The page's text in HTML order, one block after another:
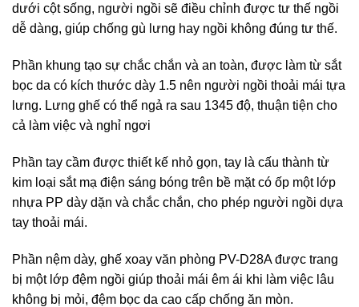
dưới cột sống, người ngồi sẽ điều chỉnh được tư thế ngồi
dễ dàng, giúp chống gù lưng hay ngồi không đúng tư thế.
Phần khung tạo sự chắc chắn và an toàn, được làm từ sắt
bọc da có kích thước dày 1.5 nên người ngồi thoải mái tựa
lưng. Lưng ghế có thể ngả ra sau 1345 độ, thuận tiện cho
cả làm việc và nghỉ ngơi
Phần tay cầm được thiết kế nhỏ gọn, tay là cấu thành từ
kim loại sắt mạ điện sáng bóng trên bề mặt có ốp một lớp
nhựa PP dày dặn và chắc chắn, cho phép người ngồi dựa
tay thoải mái.
Phần nệm dày, ghế xoay văn phòng PV-D28A được trang
bị một lớp đệm ngồi giúp thoải mái êm ái khi làm việc lâu
không bị mỏi, đệm bọc da cao cấp chống ăn mòn.